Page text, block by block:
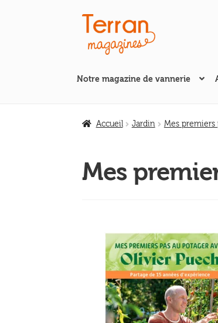
Aller
à
la
Aller
au
contenu
Notre magazine de vannerie
Accueil Jardin Mes premiers
Mes